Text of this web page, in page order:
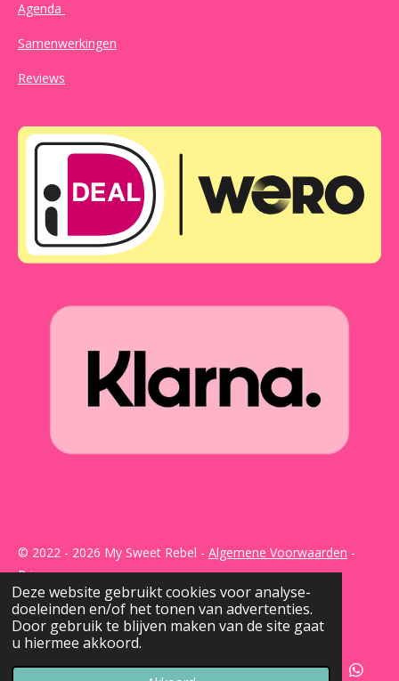
Deze website gebruikt cookies voor analyse-
doeleinden en/of het tonen van advertenties.
Door gebruik te blijven maken van de site gaat
u hiermee akkoord.
Agenda
Samenwerkingen
Reviews
© 2022 - 2026 My Sweet Rebel - Algemene Voorwaarden -
Privacy
Powered byJouwWeb